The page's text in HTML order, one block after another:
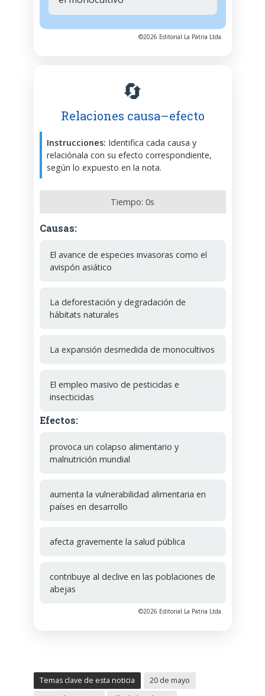
©2026 Editorial La Patria Ltda.
🔄
Relaciones causa–efecto
Instrucciones: Identifica cada causa y
relaciónala con su efecto correspondiente,
según lo expuesto en la nota.
Tiempo: 0s
Causas:
El avance de especies invasoras como el
avispón asiático
La deforestación y degradación de
hábitats naturales
La expansión desmedida de monocultivos
El empleo masivo de pesticidas e
insecticidas
Efectos:
provoca un colapso alimentario y
malnutrición mundial
aumenta la vulnerabilidad alimentaria en
países en desarrollo
afecta gravemente la salud pública
contribuye al declive en las poblaciones de
abejas
©2026 Editorial La Patria Ltda.
Temas clave de esta noticia
20 de mayo